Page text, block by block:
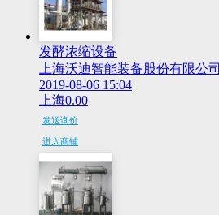
发酵浓缩设备
上海沃迪智能装备股份有限公司
2019-08-06 15:04
上海0.00
发送询价
进入商铺